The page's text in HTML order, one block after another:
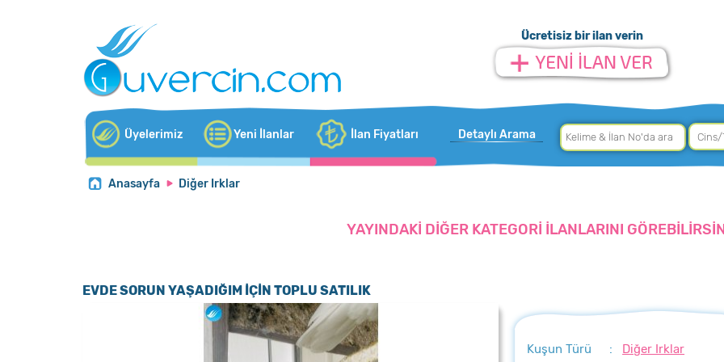
Ücretisiz bir ilan verin
Üyelerimiz Yeni İlanlar İlan Fiyatları Detaylı Arama
Anasayfa Diğer Irklar
YAYINDAKİ DİĞER KATEGORİ İLANLARINI
EVDE SORUN YAŞADIĞIM İÇİN TOPLU SATILIK
Kuşun Türü : Diğer Irklar